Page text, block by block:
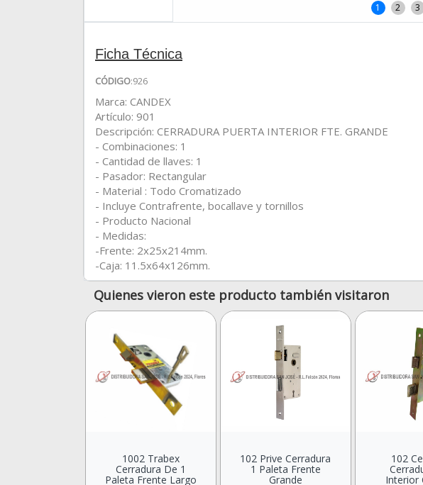
1 2 3
Ficha Técnica
CÓDIGO:926
Marca: CANDEX
Artículo: 901
Descripción: CERRADURA PUERTA INTERIOR FTE. GRANDE
- Combinaciones: 1
- Cantidad de llaves: 1
- Pasador: Rectangular
- Material : Todo Cromatizado
- Incluye Contrafrente, bocallave y tornillos
- Producto Nacional
- Medidas:
-Frente: 2x25x214mm.
-Caja: 11.5x64x126mm.
Quienes vieron este producto también visitaron
1002 Trabex
Cerradura De 1
Paleta Frente Largo
102 Prive Cerradura
1 Paleta Frente
Grande
102
Interior